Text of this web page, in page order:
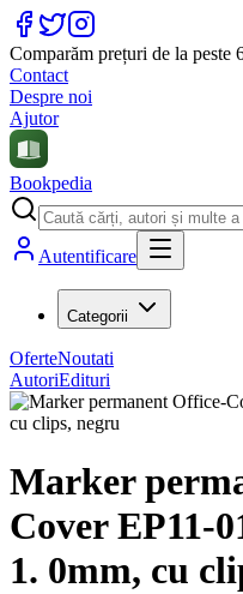
Comparăm prețuri de la peste
Contact
Despre noi
Ajutor
Bookpedia
Autentificare
Categorii
OferteNoutati
AutoriEdituri
Marker
Cover EP11-
1. 0mm, cu